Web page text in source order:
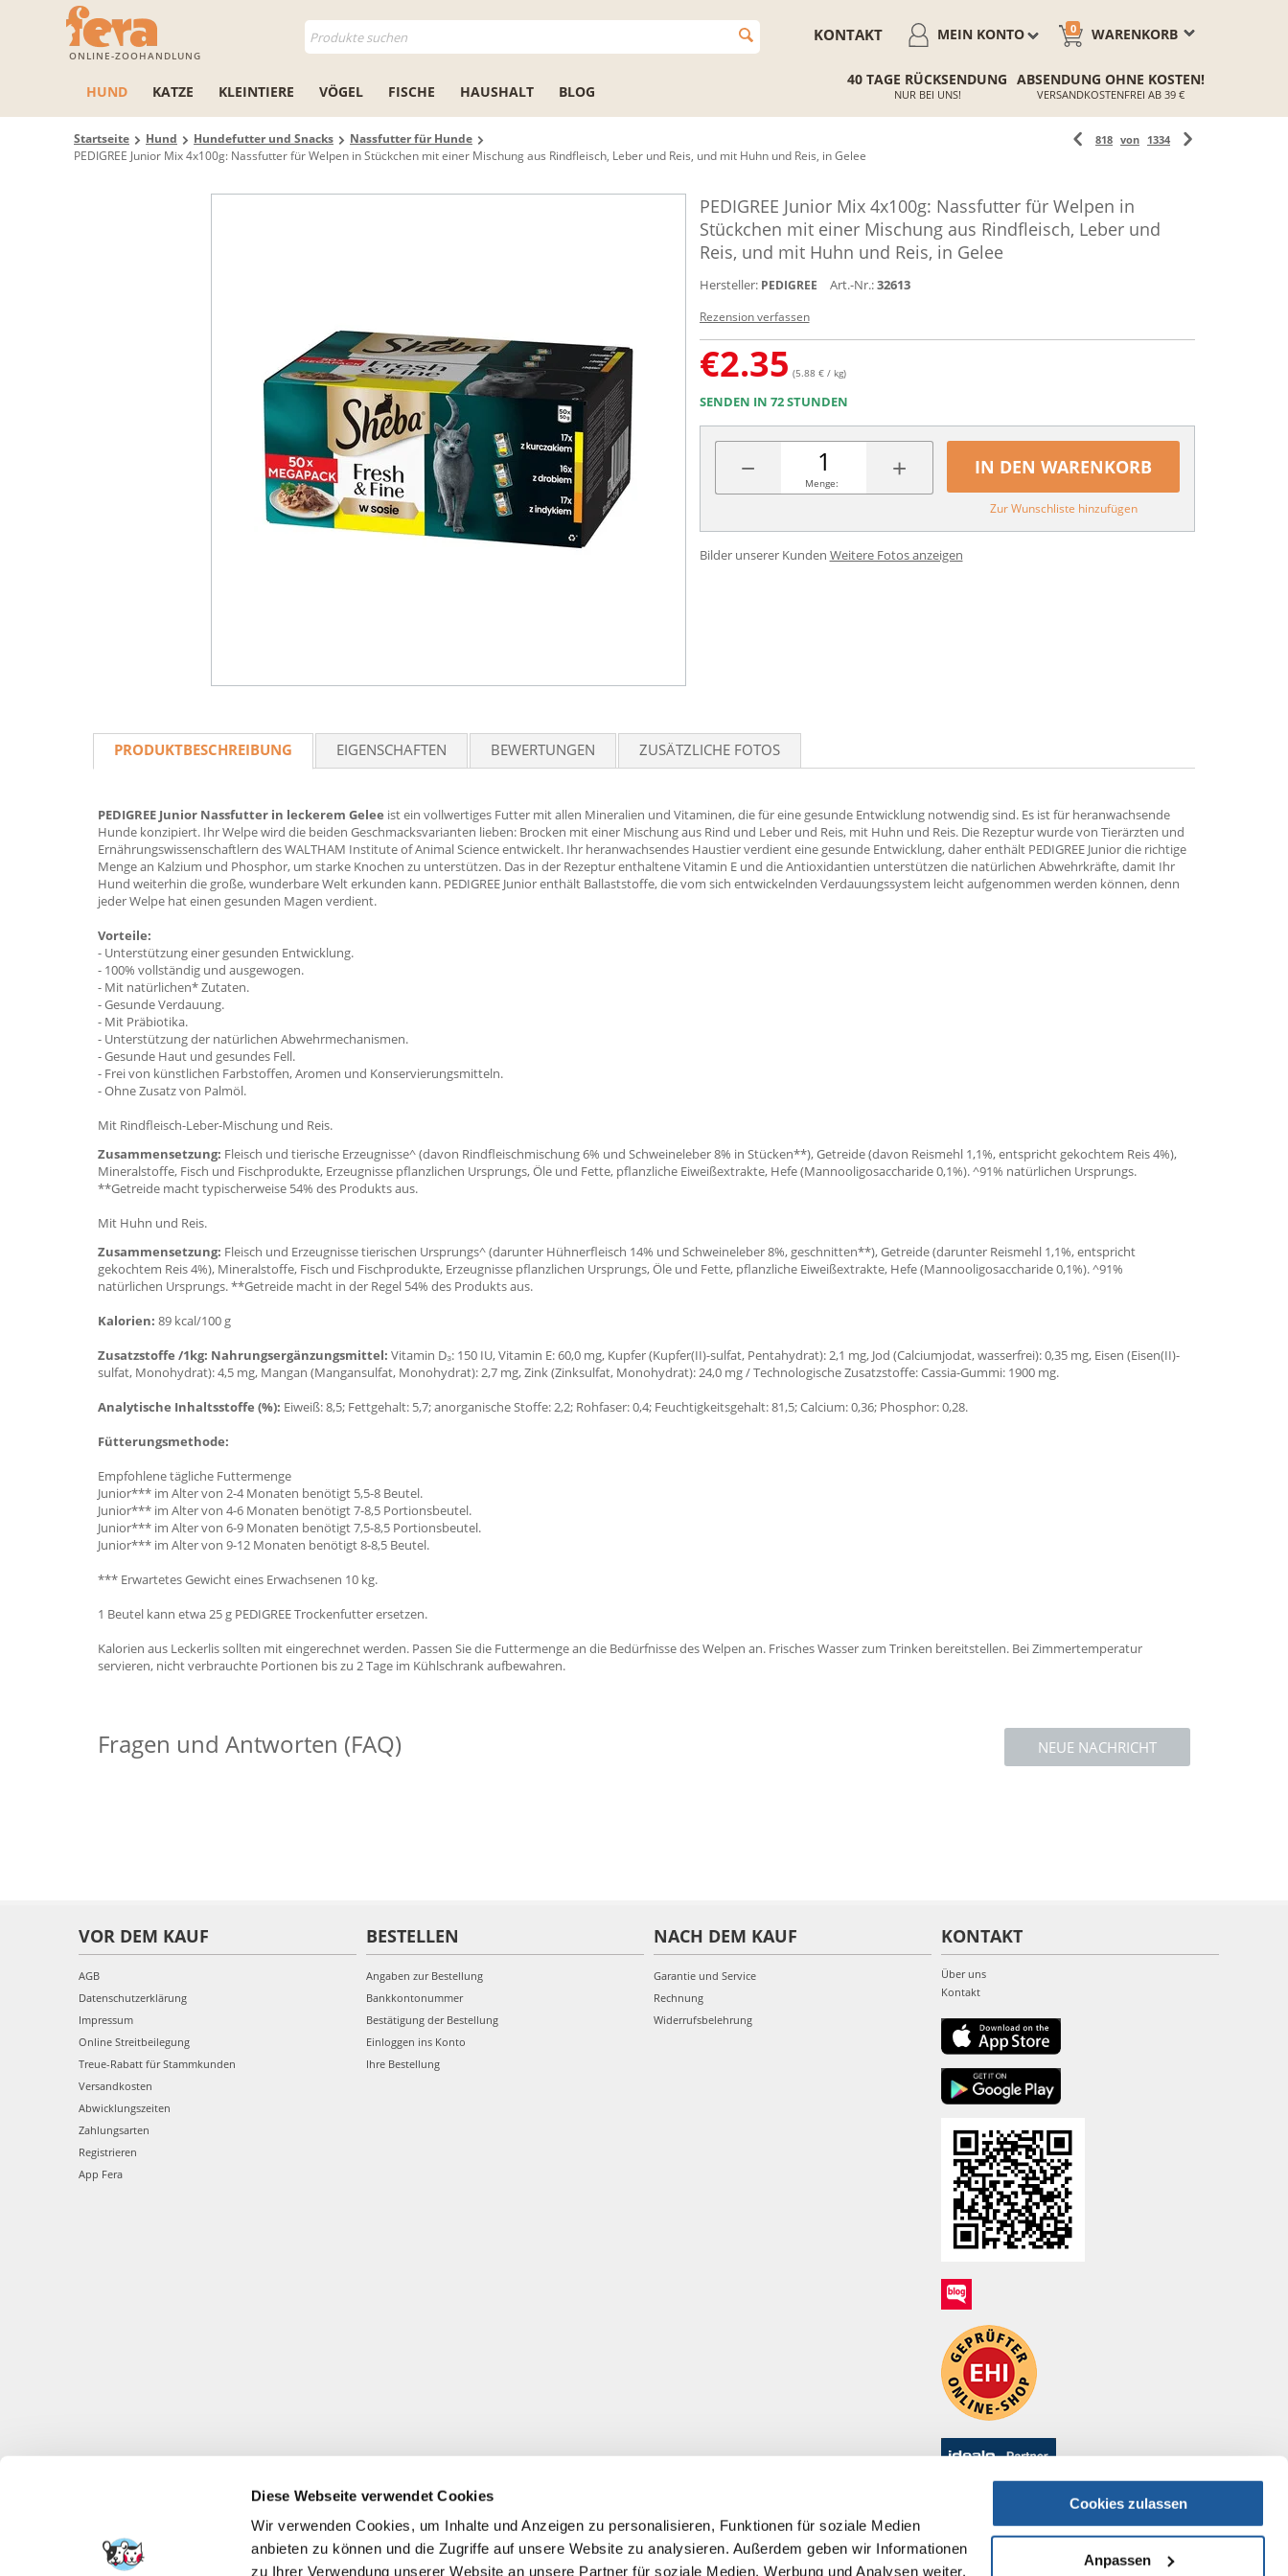
Diese Webseite verwendet Cookies
Wir verwenden Cookies, um Inhalte und Anzeigen zu personalisieren, Funktionen für soziale Medien
anbieten zu können und die Zugriffe auf unsere Website zu analysieren. Außerdem geben wir Informationen
zu Ihrer Verwendung unserer Website an unsere Partner für soziale Medien, Werbung und Analysen weiter.
Cookies zulassen
Anpassen
ONLINE-ZOOHANDLUNG
WARENKORB
0
MEIN KONTO
KONTAKT
HUND KATZE KLEINTIERE VÖGEL FISCHE HAUSHALT BLOG
40 TAGE RÜCKSENDUNG
NUR BEI UNS!
ABSENDUNG OHNE KOSTEN!
VERSANDKOSTENFREI AB 39 €
Startseite Hund Hundefutter und Snacks
Nassfutter für Hunde
PEDIGREE Junior Mix 4x100g: Nassfutter für Welpen in Stückchen mit einer Mischung aus Rindfleisch, Leber und Reis, und mit Huhn und Reis, in Gelee
818 von 1334
PEDIGREE Junior Mix 4x100g: Nassfutter für Welpen in
Stückchen mit einer Mischung aus Rindfleisch, Leber und
Reis, und mit Huhn und Reis, in Gelee
Hersteller: PEDIGREE Art.-Nr.:32613
Rezension verfassen
€2.35 (5.88 € / kg)
SENDEN IN 72 STUNDEN
− +
Menge:
IN DEN WARENKORB
Zur Wunschliste hinzufügen
Bilder unserer Kunden Weitere Fotos anzeigen
PRODUKTBESCHREIBUNG EIGENSCHAFTEN BEWERTUNGEN ZUSÄTZLICHE FOTOS
PEDIGREE Junior Nassfutter in leckerem Gelee ist ein vollwertiges Futter mit allen Mineralien und Vitaminen, die für eine gesunde Entwicklung notwendig sind. Es ist für heranwachsende
Hunde konzipiert. Ihr Welpe wird die beiden Geschmacksvarianten lieben: Brocken mit einer Mischung aus Rind und Leber und Reis, mit Huhn und Reis. Die Rezeptur wurde von Tierärzten und
Ernährungswissenschaftlern des WALTHAM Institute of Animal Science entwickelt. Ihr heranwachsendes Haustier verdient eine gesunde Entwicklung, daher enthält PEDIGREE Junior die richtige
Menge an Kalzium und Phosphor, um starke Knochen zu unterstützen. Das in der Rezeptur enthaltene Vitamin E und die Antioxidantien unterstützen die natürlichen Abwehrkräfte, damit Ihr
Hund weiterhin die große, wunderbare Welt erkunden kann. PEDIGREE Junior enthält Ballaststoffe, die vom sich entwickelnden Verdauungssystem leicht aufgenommen werden können, denn
jeder Welpe hat einen gesunden Magen verdient.
Vorteile:
- Unterstützung einer gesunden Entwicklung.
- 100% vollständig und ausgewogen.
- Mit natürlichen* Zutaten.
- Gesunde Verdauung.
- Mit Präbiotika.
- Unterstützung der natürlichen Abwehrmechanismen.
- Gesunde Haut und gesundes Fell.
- Frei von künstlichen Farbstoffen, Aromen und Konservierungsmitteln.
- Ohne Zusatz von Palmöl.
Mit Rindfleisch-Leber-Mischung und Reis.
Zusammensetzung: Fleisch und tierische Erzeugnisse^ (davon Rindfleischmischung 6% und Schweineleber 8% in Stücken**), Getreide (davon Reismehl 1,1%, entspricht gekochtem Reis 4%),
Mineralstoffe, Fisch und Fischprodukte, Erzeugnisse pflanzlichen Ursprungs, Öle und Fette, pflanzliche Eiweißextrakte, Hefe (Mannooligosaccharide 0,1%). ^91% natürlichen Ursprungs.
**Getreide macht typischerweise 54% des Produkts aus.
Mit Huhn und Reis.
Zusammensetzung: Fleisch und Erzeugnisse tierischen Ursprungs^ (darunter Hühnerfleisch 14% und Schweineleber 8%, geschnitten**), Getreide (darunter Reismehl 1,1%, entspricht
gekochtem Reis 4%), Mineralstoffe, Fisch und Fischprodukte, Erzeugnisse pflanzlichen Ursprungs, Öle und Fette, pflanzliche Eiweißextrakte, Hefe (Mannooligosaccharide 0,1%). ^91%
natürlichen Ursprungs. **Getreide macht in der Regel 54% des Produkts aus.
Kalorien: 89 kcal/100 g
Zusatzstoffe /1kg: Nahrungsergänzungsmittel: Vitamin D₃: 150 IU, Vitamin E: 60,0 mg, Kupfer (Kupfer(II)-sulfat, Pentahydrat): 2,1 mg, Jod (Calciumjodat, wasserfrei): 0,35 mg, Eisen (Eisen(II)-
sulfat, Monohydrat): 4,5 mg, Mangan (Mangansulfat, Monohydrat): 2,7 mg, Zink (Zinksulfat, Monohydrat): 24,0 mg / Technologische Zusatzstoffe: Cassia-Gummi: 1900 mg.
Analytische Inhaltsstoffe (%): Eiweiß: 8,5; Fettgehalt: 5,7; anorganische Stoffe: 2,2; Rohfaser: 0,4; Feuchtigkeitsgehalt: 81,5; Calcium: 0,36; Phosphor: 0,28.
Fütterungsmethode:
Empfohlene tägliche Futtermenge
Junior*** im Alter von 2-4 Monaten benötigt 5,5-8 Beutel.
Junior*** im Alter von 4-6 Monaten benötigt 7-8,5 Portionsbeutel.
Junior*** im Alter von 6-9 Monaten benötigt 7,5-8,5 Portionsbeutel.
Junior*** im Alter von 9-12 Monaten benötigt 8-8,5 Beutel.
*** Erwartetes Gewicht eines Erwachsenen 10 kg.
1 Beutel kann etwa 25 g PEDIGREE Trockenfutter ersetzen.
Kalorien aus Leckerlis sollten mit eingerechnet werden. Passen Sie die Futtermenge an die Bedürfnisse des Welpen an. Frisches Wasser zum Trinken bereitstellen. Bei Zimmertemperatur
servieren, nicht verbrauchte Portionen bis zu 2 Tage im Kühlschrank aufbewahren.
NEUE NACHRICHT
Fragen und Antworten (FAQ)
VOR DEM KAUF
AGB
Datenschutzerklärung
Impressum
Online Streitbeilegung
Treue-Rabatt für Stammkunden
Versandkosten
Abwicklungszeiten
Zahlungsarten
Registrieren
App Fera
BESTELLEN
Angaben zur Bestellung
Bankkontonummer
Bestätigung der Bestellung
Einloggen ins Konto
Ihre Bestellung
NACH DEM KAUF
Garantie und Service
Rechnung
Widerrufsbelehrung
KONTAKT
Über uns
Kontakt